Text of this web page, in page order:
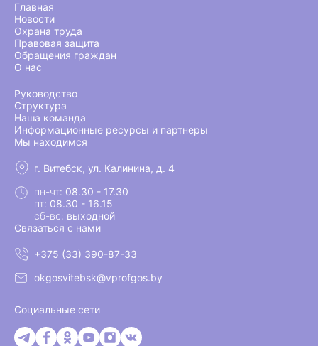
Главная
Новости
Охрана труда
Правовая защита
Обращения граждан
О нас
Руководство
Структура
Наша команда
Информационные ресурсы и партнеры
Мы находимся
г. Витебск, ул. Калинина, д. 4
пн-чт: 08.30 - 17.30
пт: 08.30 - 16.15
сб-вс: выходной
Связаться с нами
+375 (33) 390-87-33
okgosvitebsk@vprofgos.by
Социальные сети